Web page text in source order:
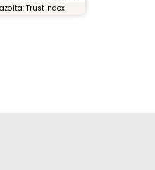
Trustindex